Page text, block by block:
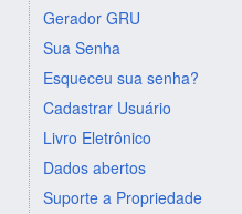
Gerador GRU
Sua Senha
Esqueceu sua senha?
Cadastrar Usuário
Livro Eletrônico
Dados abertos
Suporte a Propriedade